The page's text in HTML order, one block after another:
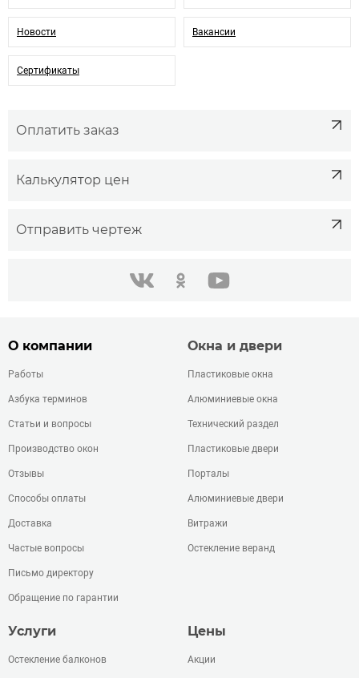
Новости Вакансии
Сертификаты
Оплатить заказ
Калькулятор цен
Отправить чертеж
в контакте одноклассники youtube
О компании
Работы
Азбука терминов
Статьи и вопросы
Производство окон
Отзывы
Способы оплаты
Доставка
Частые вопросы
Письмо директору
Обращение по гарантии
Окна и двери
Пластиковые окна
Алюминиевые окна
Технический раздел
Пластиковые двери
Порталы
Алюминиевые двери
Витражи
Остекление веранд
Услуги
Остекление балконов
Цены
Акции